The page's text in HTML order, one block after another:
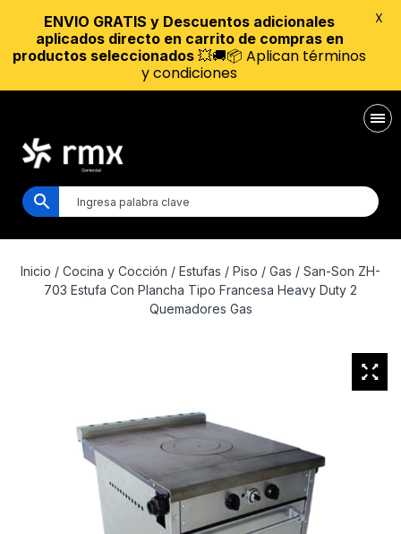
Inicio / Cocina y Cocción / Estufas / Piso / Gas / San-Son ZH-
703 Estufa Con Plancha Tipo Francesa Heavy Duty 2
Quemadores Gas
ENVIO GRATIS y Descuentos adicionales
aplicados directo en carrito de compras en
productos seleccionados 💥🚚📦 Aplican términos
y condiciones
X